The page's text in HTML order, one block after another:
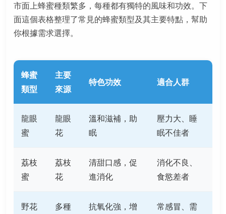
市面上蜂蜜種類繁多，每種都有獨特的風味和功效。下
面這個表格整理了常見的蜂蜜類型及其主要特點，幫助
你根據需求選擇。
蜂蜜
類型
主要
來源
特色功效 適合人群
龍眼
蜜
龍眼
花
溫和滋補，助
眠
壓力大、睡
眠不佳者
荔枝
蜜
荔枝
花
清甜口感，促
進消化
消化不良、
食慾差者
野花
多種
抗氧化強，增
常感冒、需